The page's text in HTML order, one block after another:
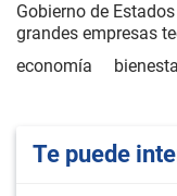
Gobierno de
grandes empresas
economía
Te puede